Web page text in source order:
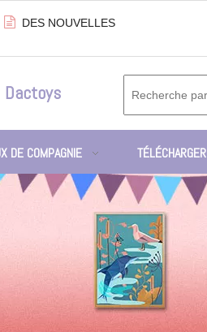
 DES NOUVELLES
Dactoys
DE COMPAGNIE TÉLÉCHARGER